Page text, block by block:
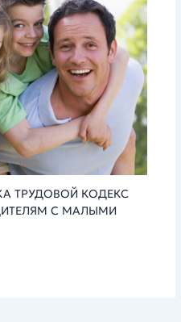
ТРУДОВОЙ КОДЕКС
С МАЛЫМИ